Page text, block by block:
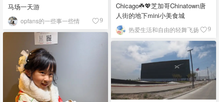
马场一天游
opfans的一些事一些情 9
Chicago☘️💖芝加哥Chinatown唐
人街的地下mini小美食城
热爱生活和自由的轻舞飞扬 9